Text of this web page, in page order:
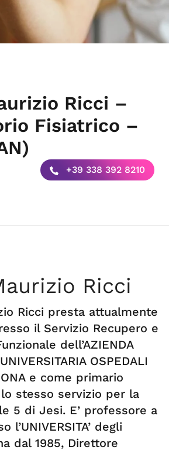
Ricci –
Fisiatrico –
+39 338 392 8210
Ricci
Ricci presta attualmente
il Servizio Recupero e
dell’AZIENDA
OSPEDALI
e come primario
stesso servizio per la
5 di Jesi. E’ professore a
l’UNIVERSITA’ degli
dal 1985, Direttore